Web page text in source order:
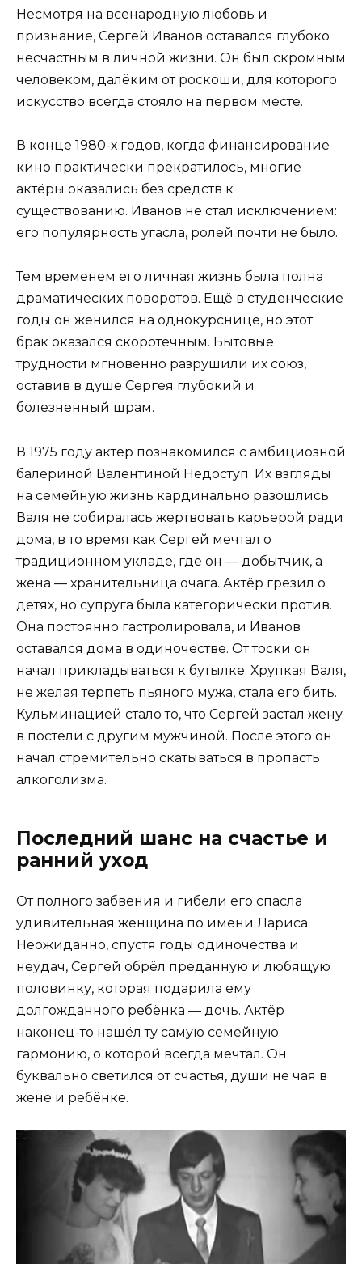
Несмотря на всенародную любовь и
признание, Сергей Иванов оставался глубоко
несчастным в личной жизни. Он был скромным
человеком, далёким от роскоши, для которого
искусство всегда стояло на первом месте.
В конце 1980-х годов, когда финансирование
кино практически прекратилось, многие
актёры оказались без средств к
существованию. Иванов не стал исключением:
его популярность угасла, ролей почти не было.
Тем временем его личная жизнь была полна
драматических поворотов. Ещё в студенческие
годы он женился на однокурснице, но этот
брак оказался скоротечным. Бытовые
трудности мгновенно разрушили их союз,
оставив в душе Сергея глубокий и
болезненный шрам.
В 1975 году актёр познакомился с амбициозной
балериной Валентиной Недоступ. Их взгляды
на семейную жизнь кардинально разошлись:
Валя не собиралась жертвовать карьерой ради
дома, в то время как Сергей мечтал о
традиционном укладе, где он — добытчик, а
жена — хранительница очага. Актёр грезил о
детях, но супруга была категорически против.
Она постоянно гастролировала, и Иванов
оставался дома в одиночестве. От тоски он
начал прикладываться к бутылке. Хрупкая Валя,
не желая терпеть пьяного мужа, стала его бить.
Кульминацией стало то, что Сергей застал жену
в постели с другим мужчиной. После этого он
начал стремительно скатываться в пропасть
алкоголизма.
Последний шанс на счастье и
ранний уход
От полного забвения и гибели его спасла
удивительная женщина по имени Лариса.
Неожиданно, спустя годы одиночества и
неудач, Сергей обрёл преданную и любящую
половинку, которая подарила ему
долгожданного ребёнка — дочь. Актёр
наконец-то нашёл ту самую семейную
гармонию, о которой всегда мечтал. Он
буквально светился от счастья, души не чая в
жене и ребёнке.